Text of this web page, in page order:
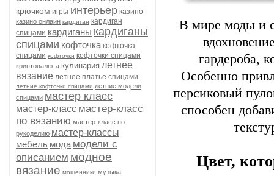
крючком игры интерьер казино
казино онлайн кардиган кардиган
спицами кардиганы кардиганы
спицами кофточка кофточка
спицами кофточки кофточки спицами
криптовалюта кулинария летнее
вязание летнее платье спицами
летние кофточки спицами летние модели
спицами мастер класс
мастер-класс мастер-класс
по вязанию мастер-класс по
рукоделию мастер-классы
мебель мода модели с
описанием модное
вязание мошенники музыка
В мире моды и
гардероба,
Особенно
персиковый
способен
Цвет,